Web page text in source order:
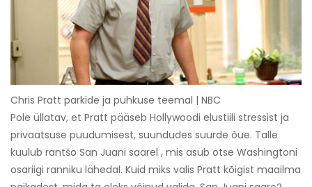
Chris Pratt parkide ja puhkuse teemal | NBC
Pole üllatav, et Pratt pääseb Hollywoodi elustiili stressist ja
privaatsuse puudumisest, suundudes suurde õue. Talle
kuulub rantšo San Juani saarel , mis asub otse Washingtoni
osariigi ranniku lähedal. Kuid miks valis Pratt kõigist maailma